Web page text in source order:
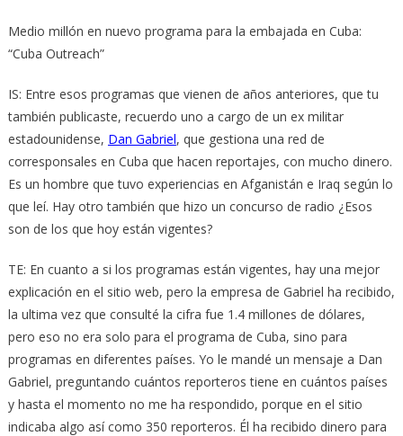
Medio millón en nuevo programa para la embajada en Cuba:
“Cuba Outreach”
IS: Entre esos programas que vienen de años anteriores, que tu
también publicaste, recuerdo uno a cargo de un ex militar
estadounidense, Dan Gabriel, que gestiona una red de
corresponsales en Cuba que hacen reportajes, con mucho dinero.
Es un hombre que tuvo experiencias en Afganistán e Iraq según lo
que leí. Hay otro también que hizo un concurso de radio ¿Esos
son de los que hoy están vigentes?
TE: En cuanto a si los programas están vigentes, hay una mejor
explicación en el sitio web, pero la empresa de Gabriel ha recibido,
la ultima vez que consulté la cifra fue 1.4 millones de dólares,
pero eso no era solo para el programa de Cuba, sino para
programas en diferentes países. Yo le mandé un mensaje a Dan
Gabriel, preguntando cuántos reporteros tiene en cuántos países
y hasta el momento no me ha respondido, porque en el sitio
indicaba algo así como 350 reporteros. Él ha recibido dinero para